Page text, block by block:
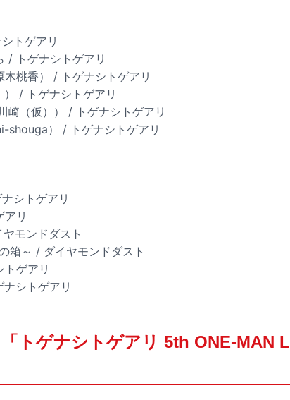
トゲアリ
/ トゲナシトゲアリ
桃香） / トゲナシトゲアリ
/ トゲナシトゲアリ
崎（仮）） / トゲナシトゲアリ
shouga） / トゲナシトゲアリ
シトゲアリ
リ
モンドダスト
箱～ / ダイヤモンドダスト
ゲアリ
シトゲアリ
トゲナシトゲアリ 5th ONE-MAN